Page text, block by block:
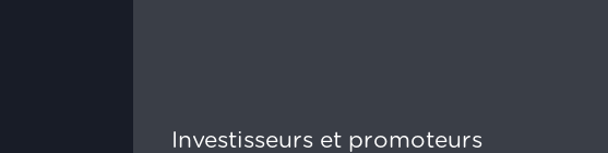
Investisseurs et promoteurs